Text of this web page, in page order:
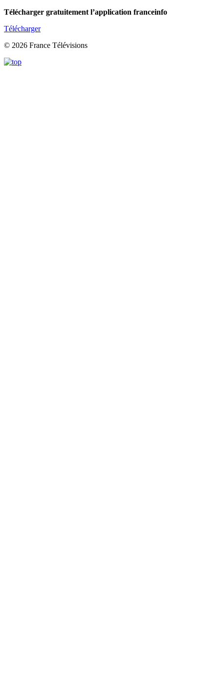
Télécharger gratuitement l’application franceinfo
Télécharger
© 2026 France Télévisions